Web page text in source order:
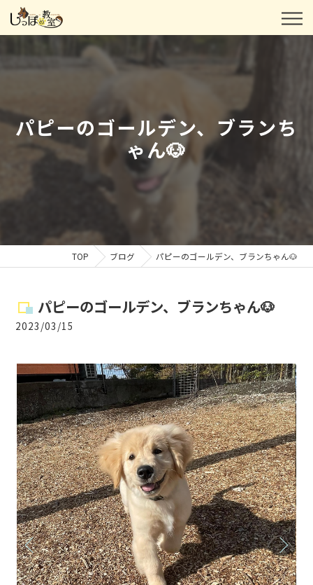
パピーのゴールデン、ブランち
ゃん🐶
TOP ブログ パピーのゴールデン、ブランちゃん🐶
パピーのゴールデン、ブランちゃん🐶
2023/03/15